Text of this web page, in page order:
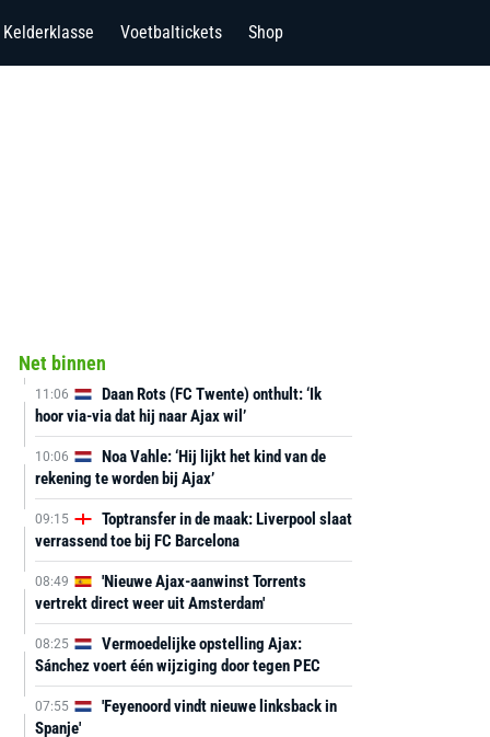
Kelderklasse Voetbaltickets Shop
Net binnen
11:06
Daan Rots (FC Twente) onthult: ‘Ik
hoor via-via dat hij naar Ajax wil’
10:06
Noa Vahle: ‘Hij lijkt het kind van de
rekening te worden bij Ajax’
09:15
Toptransfer in de maak: Liverpool slaat
verrassend toe bij FC Barcelona
08:49
'Nieuwe Ajax-aanwinst Torrents
vertrekt direct weer uit Amsterdam'
08:25
Vermoedelijke opstelling Ajax:
Sánchez voert één wijziging door tegen PEC
07:55
'Feyenoord vindt nieuwe linksback in
Spanje'